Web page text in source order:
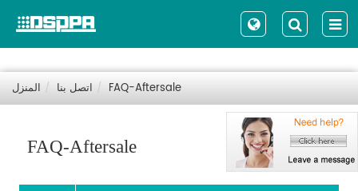
المنزل اتصل بنا FAQ-Aftersale
FAQ-Aftersale